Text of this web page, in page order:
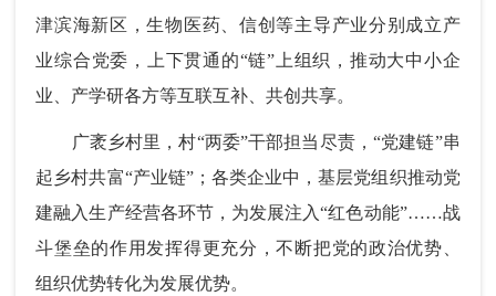
津滨海新区，生物医药、信创等主导产业分别成立产
业综合党委，上下贯通的“链”上组织，推动大中小企
业、产学研各方等互联互补、共创共享。
广袤乡村里，村“两委”干部担当尽责，“党建链”串
起乡村共富“产业链”；各类企业中，基层党组织推动党
建融入生产经营各环节，为发展注入“红色动能”……战
斗堡垒的作用发挥得更充分，不断把党的政治优势、
组织优势转化为发展优势。